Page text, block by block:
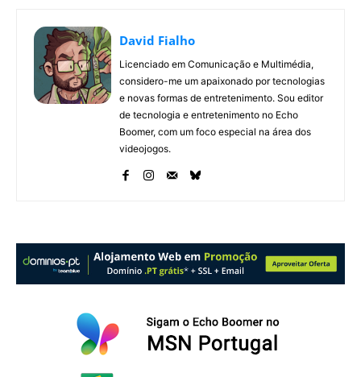
David Fialho
Licenciado em Comunicação e Multimédia,
considero-me um apaixonado por tecnologias
e novas formas de entretenimento. Sou editor
de tecnologia e entretenimento no Echo
Boomer, com um foco especial na área dos
videojogos.